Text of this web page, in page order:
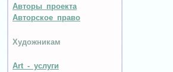
Авторы проекта
Авторское право
Художникам
Art - услуги